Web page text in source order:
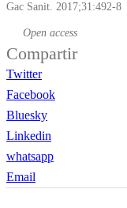
Gac Sanit. 2017;31:492-8
Open access
Compartir
Twitter
Facebook
Bluesky
Linkedin
whatsapp
Email